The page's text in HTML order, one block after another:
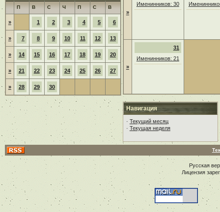
П В С Ч П С В
» 1 2 3 4 5 6
» 7 8 9 10 11 12 13
» 14 15 16 17 18 19 20
» 21 22 23 24 25 26 27
» 28 29 30
»
Именинников: 30
»
31
Именинников: 21
Навигация
· Текущий месяц
· Текущая неделя
Русская
Лицензия